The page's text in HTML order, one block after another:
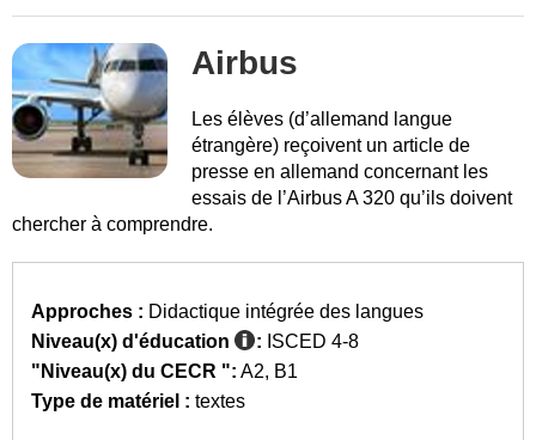
Airbus
Les élèves (d’allemand langue
étrangère) reçoivent un article de
presse en allemand concernant les
essais de l’Airbus A 320 qu’ils doivent
chercher à comprendre.
Approches : Didactique intégrée des langues
Niveau(x) d'éducation
: ISCED 4-8
"Niveau(x) du CECR ": A2
B1
Type de matériel : textes